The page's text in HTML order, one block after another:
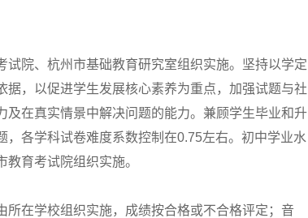
院、杭州市基础教育研究室组织实施。坚持以学定
，以促进学生发展核心素养为重点，加强试题与社
在真实情景中解决问题的能力。兼顾学生毕业和升
各学科试卷难度系数控制在0.75左右。初中学业水
育考试院组织实施。
在学校组织实施，成绩按合格或不合格评定；音